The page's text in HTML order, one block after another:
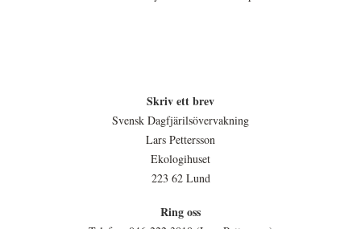
Skriv ett brev
Svensk Dagfjärilsövervakning
Lars Pettersson
Ekologihuset
223 62 Lund
Ring oss